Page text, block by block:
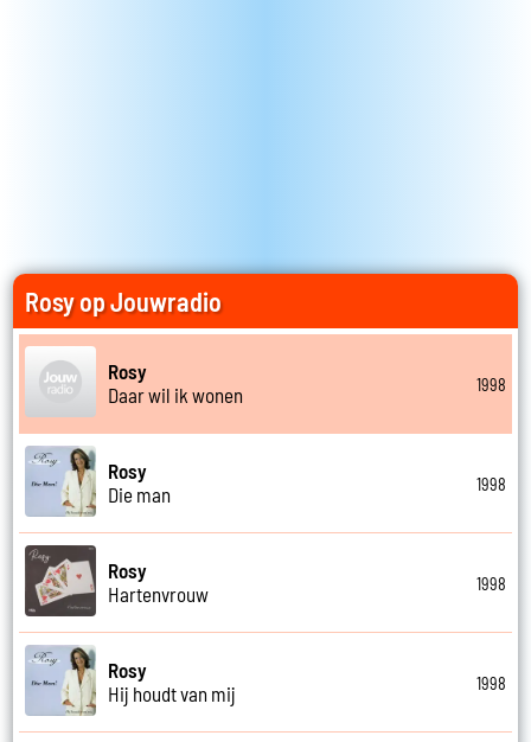
Rosy op Jouwradio
Rosy
Daar wil ik wonen
1998
Rosy
Die man
1998
Rosy
Hartenvrouw
1998
Rosy
Hij houdt van mij
1998